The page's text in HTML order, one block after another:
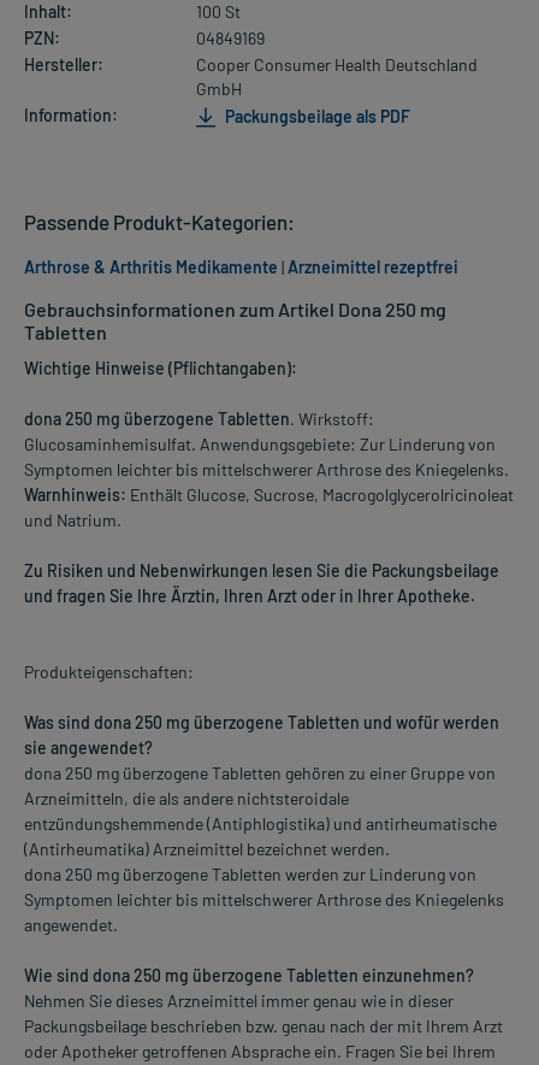
Inhalt:
100 St
PZN:
04849169
Hersteller:
Cooper Consumer Health Deutschland
GmbH
Information:
Packungsbeilage als PDF
Gebrauchsinformationen zum Artikel Dona 250 mg
Tabletten
Wichtige Hinweise (Pflichtangaben):
dona 250 mg überzogene Tabletten. Wirkstoff:
Glucosaminhemisulfat. Anwendungsgebiete: Zur Linderung von
Symptomen leichter bis mittelschwerer Arthrose des Kniegelenks.
Warnhinweis: Enthält Glucose, Sucrose, Macrogolglycerolricinoleat
und Natrium.
Zu Risiken und Nebenwirkungen lesen Sie die Packungsbeilage
und fragen Sie Ihre Ärztin, Ihren Arzt oder in Ihrer Apotheke.
Produkteigenschaften:
Was sind dona 250 mg überzogene Tabletten und wofür werden
sie angewendet?
dona 250 mg überzogene Tabletten gehören zu einer Gruppe von
Arzneimitteln, die als andere nichtsteroidale
entzündungshemmende (Antiphlogistika) und antirheumatische
(Antirheumatika) Arzneimittel bezeichnet werden.
dona 250 mg überzogene Tabletten werden zur Linderung von
Symptomen leichter bis mittelschwerer Arthrose des Kniegelenks
angewendet.
Wie sind dona 250 mg überzogene Tabletten einzunehmen?
Nehmen Sie dieses Arzneimittel immer genau wie in dieser
Packungsbeilage beschrieben bzw. genau nach der mit Ihrem Arzt
oder Apotheker getroffenen Absprache ein. Fragen Sie bei Ihrem
Passende Produkt-Kategorien:
Arthrose & Arthritis Medikamente |Arzneimittel rezeptfrei